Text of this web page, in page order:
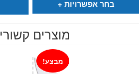
בחר אפשרויות
מוצרים
מבצע!